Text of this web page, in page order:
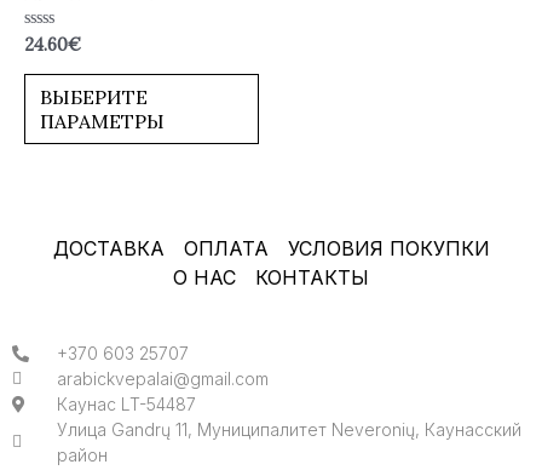
Оценка
из
24.60€
ВЫБЕРИТЕ
ПАРАМЕТРЫ
ДОСТАВКА ОПЛАТА
УСЛОВИЯ ПОКУПКИ
О НАС
КОНТАКТЫ
+370 603 25707
arabickvepalai@gmail.com
Каунас LT-54487
Улица Gandrų 11, Муниципалитет Neveronių, Каунасский
район